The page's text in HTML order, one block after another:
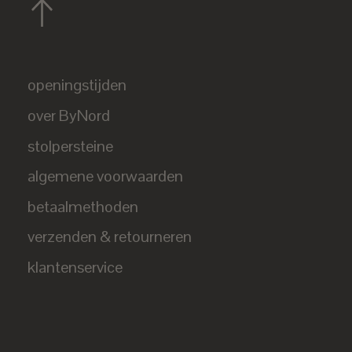
openingstijden
over ByNord
stolpersteine
algemene voorwaarden
betaalmethoden
verzenden & retourneren
klantenservice